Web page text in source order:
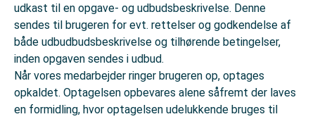
udkast til en opgave- og udbudsbeskrivelse. Denne
sendes til brugeren for evt. rettelser og godkendelse af
både udbudbudsbeskrivelse og tilhørende betingelser,
inden opgaven sendes i udbud.
Når vores medarbejder ringer brugeren op, optages
opkaldet. Optagelsen opbevares alene såfremt der laves
en formidling, hvor optagelsen udelukkende bruges til